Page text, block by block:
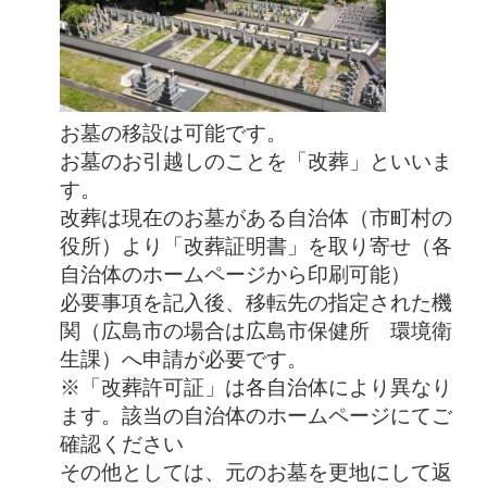
お墓の移設は可能です。
お墓のお引越しのことを「改葬」といいま
す。
改葬は現在のお墓がある自治体（市町村の
役所）より
「改葬証明書」を取り寄せ（各
自治体のホームページから印刷可能）
必要事項を記入後、移転先の指定された機
関（広島市の場合は広島市保健所 環境衛
生課）へ申請が必要です。
※「改葬許可証」は各自治体により異なり
ます。該当の自治体のホームページにてご
確認ください
その他としては、元のお墓を更地にして返